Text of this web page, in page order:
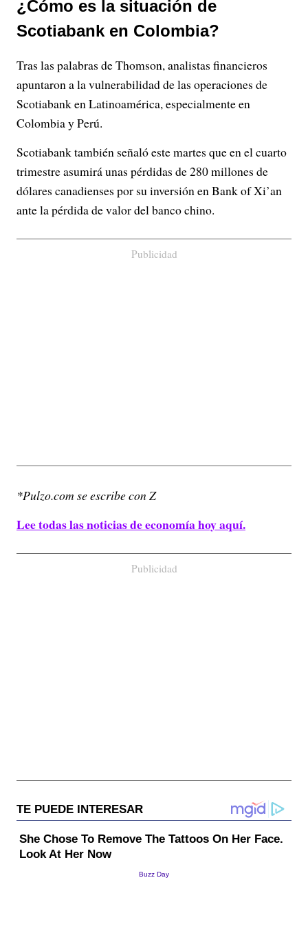
¿Cómo es la situación de
Scotiabank en Colombia?
Tras las palabras de Thomson, analistas financieros
apuntaron a la vulnerabilidad de las operaciones de
Scotiabank en Latinoamérica, especialmente en
Colombia y Perú.
Scotiabank también señaló este martes que en el cuarto
trimestre asumirá unas pérdidas de 280 millones de
dólares canadienses por su inversión en Bank of Xi’an
ante la pérdida de valor del banco chino.
Publicidad
*Pulzo.com se escribe con Z
Lee todas las noticias de economía hoy aquí.
Publicidad